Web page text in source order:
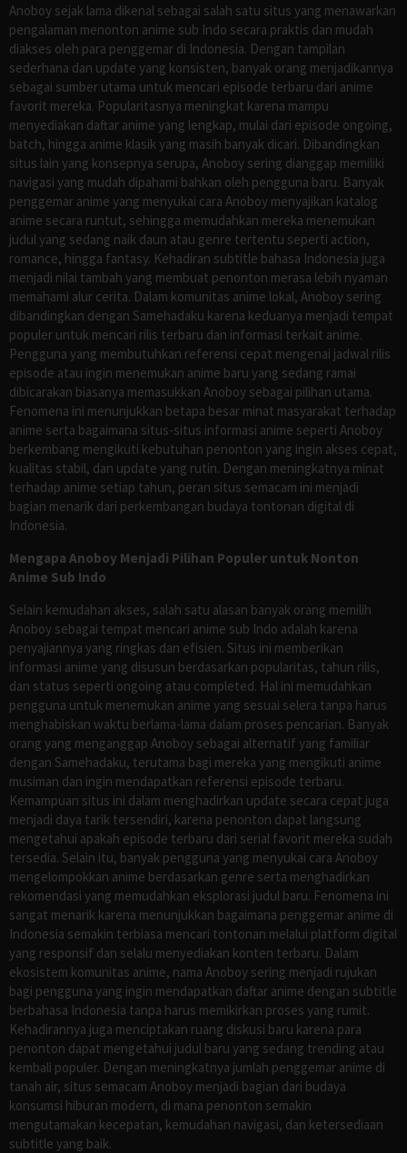
Anoboy sejak lama dikenal sebagai salah satu situs yang menawarkan
pengalaman menonton anime sub Indo secara praktis dan mudah
diakses oleh para penggemar di Indonesia. Dengan tampilan
sederhana dan update yang konsisten, banyak orang menjadikannya
sebagai sumber utama untuk mencari episode terbaru dari anime
favorit mereka. Popularitasnya meningkat karena mampu
menyediakan daftar anime yang lengkap, mulai dari episode ongoing,
batch, hingga anime klasik yang masih banyak dicari. Dibandingkan
situs lain yang konsepnya serupa, Anoboy sering dianggap memiliki
navigasi yang mudah dipahami bahkan oleh pengguna baru. Banyak
penggemar anime yang menyukai cara Anoboy menyajikan katalog
anime secara runtut, sehingga memudahkan mereka menemukan
judul yang sedang naik daun atau genre tertentu seperti action,
romance, hingga fantasy. Kehadiran subtitle bahasa Indonesia juga
menjadi nilai tambah yang membuat penonton merasa lebih nyaman
memahami alur cerita. Dalam komunitas anime lokal, Anoboy sering
dibandingkan dengan Samehadaku karena keduanya menjadi tempat
populer untuk mencari rilis terbaru dan informasi terkait anime.
Pengguna yang membutuhkan referensi cepat mengenai jadwal rilis
episode atau ingin menemukan anime baru yang sedang ramai
dibicarakan biasanya memasukkan Anoboy sebagai pilihan utama.
Fenomena ini menunjukkan betapa besar minat masyarakat terhadap
anime serta bagaimana situs-situs informasi anime seperti Anoboy
berkembang mengikuti kebutuhan penonton yang ingin akses cepat,
kualitas stabil, dan update yang rutin. Dengan meningkatnya minat
terhadap anime setiap tahun, peran situs semacam ini menjadi
bagian menarik dari perkembangan budaya tontonan digital di
Indonesia.
Mengapa Anoboy Menjadi Pilihan Populer untuk Nonton
Anime Sub Indo
Selain kemudahan akses, salah satu alasan banyak orang memilih
Anoboy sebagai tempat mencari anime sub Indo adalah karena
penyajiannya yang ringkas dan efisien. Situs ini memberikan
informasi anime yang disusun berdasarkan popularitas, tahun rilis,
dan status seperti ongoing atau completed. Hal ini memudahkan
pengguna untuk menemukan anime yang sesuai selera tanpa harus
menghabiskan waktu berlama-lama dalam proses pencarian. Banyak
orang yang menganggap Anoboy sebagai alternatif yang familiar
dengan Samehadaku, terutama bagi mereka yang mengikuti anime
musiman dan ingin mendapatkan referensi episode terbaru.
Kemampuan situs ini dalam menghadirkan update secara cepat juga
menjadi daya tarik tersendiri, karena penonton dapat langsung
mengetahui apakah episode terbaru dari serial favorit mereka sudah
tersedia. Selain itu, banyak pengguna yang menyukai cara Anoboy
mengelompokkan anime berdasarkan genre serta menghadirkan
rekomendasi yang memudahkan eksplorasi judul baru. Fenomena ini
sangat menarik karena menunjukkan bagaimana penggemar anime di
Indonesia semakin terbiasa mencari tontonan melalui platform digital
yang responsif dan selalu menyediakan konten terbaru. Dalam
ekosistem komunitas anime, nama Anoboy sering menjadi rujukan
bagi pengguna yang ingin mendapatkan daftar anime dengan subtitle
berbahasa Indonesia tanpa harus memikirkan proses yang rumit.
Kehadirannya juga menciptakan ruang diskusi baru karena para
penonton dapat mengetahui judul baru yang sedang trending atau
kembali populer. Dengan meningkatnya jumlah penggemar anime di
tanah air, situs semacam Anoboy menjadi bagian dari budaya
konsumsi hiburan modern, di mana penonton semakin
mengutamakan kecepatan, kemudahan navigasi, dan ketersediaan
subtitle yang baik.